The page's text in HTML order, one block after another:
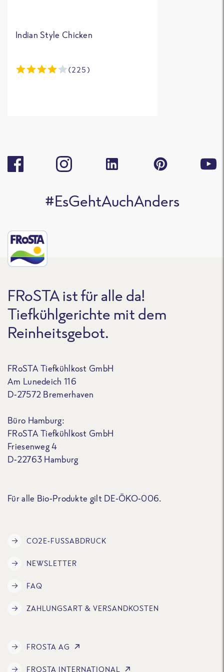
Indian Style Chicken
(225)
#EsGehtAuchAnders
FRoSTA ist für alle da!
Tiefkühlgerichte mit dem
Reinheitsgebot.
FRoSTA Tiefkühlkost GmbH
Am Lunedeich 116
D-27572 Bremerhaven
Büro Hamburg:
FRoSTA Tiefkühlkost GmbH
Friesenweg 4
D-22763 Hamburg
Für alle Bio-Produkte gilt DE-ÖKO-006.
CO2E-FUSSABDRUCK
NEWSLETTER
FAQ
ZAHLUNGSART & VERSANDKOSTEN
FROSTA AG
FROSTA INTERNATIONAL